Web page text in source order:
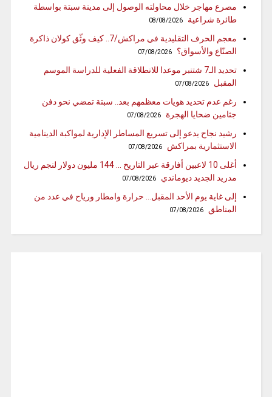
مصرع مهاجر خلال محاولته الوصول إلى مدينة سبتة بواسطة
طائرة شراعية
08/08/2026
معجم الحرف التقليدية في مراكش/7.. كيف وثّق كولان ذاكرة
الصنّاع والأسواق؟
07/08/2026
تحديد الـ7 شتنبر موعدا للانطلاقة الفعلية للدراسة الموسم
المقبل
07/08/2026
رغم عدم تحديد هويات معظمهم بعد.. سبتة تمضي نحو دفن
جثامين ضحايا الهجرة
07/08/2026
رشيد نجاح يدعو إلى تسريع المساطر الإدارية لمواكبة الدينامية
الاستثمارية بمراكش
07/08/2026
أغلى 10 لاعبين أفارقة عبر التاريخ … 144 مليون دولار لنجم ريال
مدريد الجديد ديوماندي
07/08/2026
إلى غاية يوم الأحد المقبل… حرارة وامطار ورياح في عدد من
المناطق
07/08/2026